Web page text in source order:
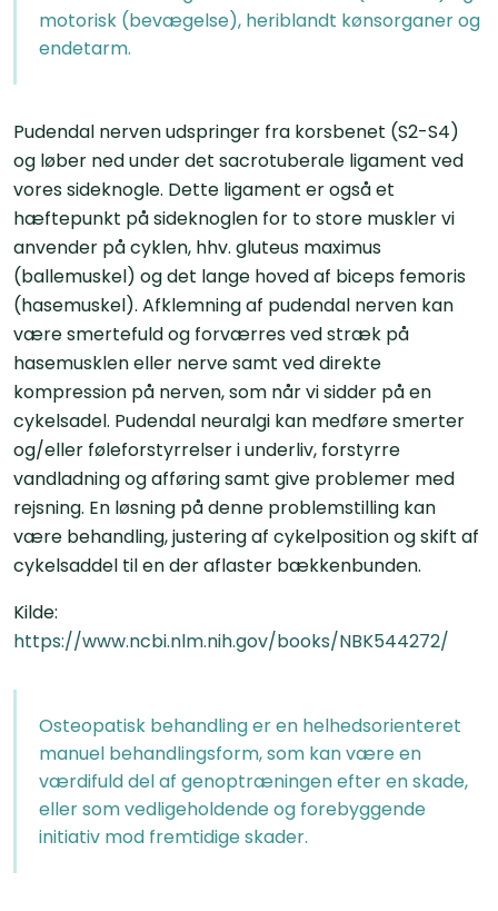
motorisk (bevægelse), heriblandt kønsorganer og
endetarm.
Pudendal nerven udspringer fra korsbenet (S2-S4)
og løber ned under det sacrotuberale ligament ved
vores sideknogle. Dette ligament er også et
hæftepunkt på sideknoglen for to store muskler vi
anvender på cyklen, hhv. gluteus maximus
(ballemuskel) og det lange hoved af biceps femoris
(hasemuskel). Afklemning af pudendal nerven kan
være smertefuld og forværres ved stræk på
hasemusklen eller nerve samt ved direkte
kompression på nerven, som når vi sidder på en
cykelsadel. Pudendal neuralgi kan medføre smerter
og/eller føleforstyrrelser i underliv, forstyrre
vandladning og afføring samt give problemer med
rejsning. En løsning på denne problemstilling kan
være behandling, justering af cykelposition og skift af
cykelsaddel til en der aflaster bækkenbunden.
Kilde:
https://www.ncbi.nlm.nih.gov/books/NBK544272/
Osteopatisk behandling er en helhedsorienteret
manuel behandlingsform, som kan være en
værdifuld del af genoptræningen efter en skade,
eller som vedligeholdende og forebyggende
initiativ mod fremtidige skader.